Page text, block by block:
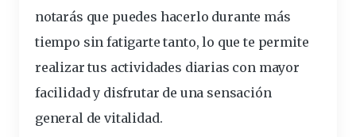
notarás que puedes hacerlo durante más
tiempo sin fatigarte tanto, lo que te permite
realizar tus actividades diarias con mayor
facilidad y disfrutar de una sensación
general de vitalidad.